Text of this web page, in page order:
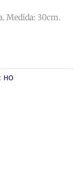
Medida: 30cm.
HO